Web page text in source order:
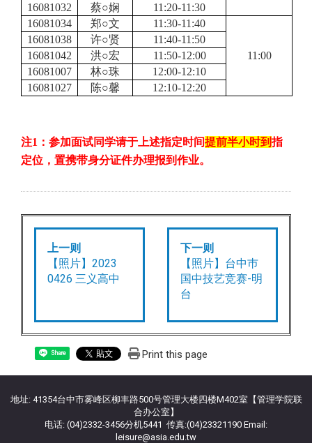
16081032
蔡○娴
11:20-11:30
16081034
郑○文 11:30-11:40
11:00
16081038 许○贤
11:40-11:50
16081042
洪○宏
11:50-12:00
16081007
林○珠
12:00-12:10
16081027
陈○馨 12:10-12:20
注1 ：参加面试同学请于上述指定时间提前半小时到指
定位，置携带身分证件办理报到作业。
上一则
【照片】2023
0426 三义高中
下一则
【照片】台中巿
国中技艺竞赛-明
台
Share Print this page
地址: 41354台中市雾峰区柳丰路500号管理大楼四楼M402室【管理学院联
合办公室】
电话: (04)2332-3456分机5441 传真:(04)23321190 Email:
leisure@asia.edu.tw